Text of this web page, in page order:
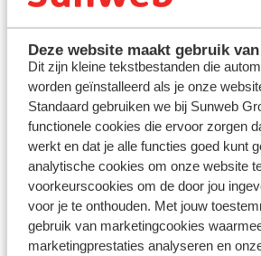
Deze website maakt gebruik
Dit zijn kleine tekstbestanden die
worden geïnstalleerd als je onze
Standaard gebruiken we bij Sunweb
functionele cookies die ervoor zorgen
werkt en dat je alle functies goed kunt
analytische cookies om onze website
voorkeurscookies om de door jou
voor je te onthouden. Met jouw
gebruik van marketingcookies
marketingprestaties analyseren en
Lanzarote - Spanje
Marsa Alam - Egypte
Rode Zee - Egypte
Kreta - Griekenland
Rhodos - Griekenland
Turkse Riviera - Turkije